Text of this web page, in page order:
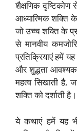
शैक्षणिक दृष्टिकोण
आध्यात्मिक शक्ति
जो उच्च शक्ति के
से मानवीय
प्रतिक्रियाएं हमें
और शुद्धता आवश्यक
महत्व सिखाती है,
शक्ति को दर्शाती है।
ये कथाएं हमें यह